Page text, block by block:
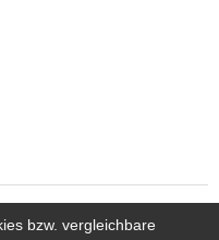
bzw. vergleichbare